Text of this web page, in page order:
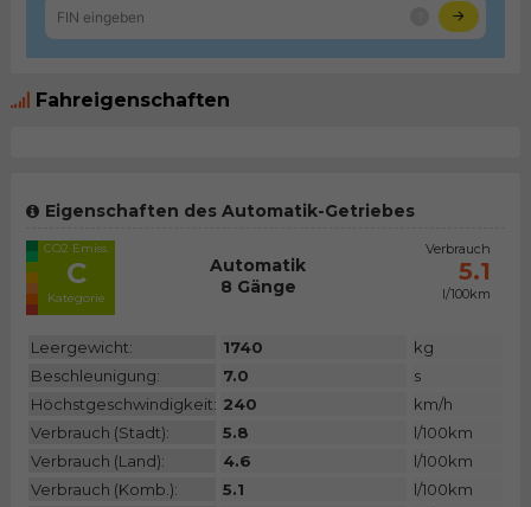
Fahreigenschaften
Eigenschaften des Automatik-Getriebes
CO2 Emiss.
C
Kategorie
Automatik
8 Gänge
Verbrauch
5.1
l/100km
Leergewicht: 1740
kg
Beschleunigung:
7.0
s
Höchstgeschwindigkeit: 240
km/h
Verbrauch (Stadt):
5.8
l/100km
Verbrauch (Land):
4.6
l/100km
Verbrauch (Komb.):
5.1
l/100km